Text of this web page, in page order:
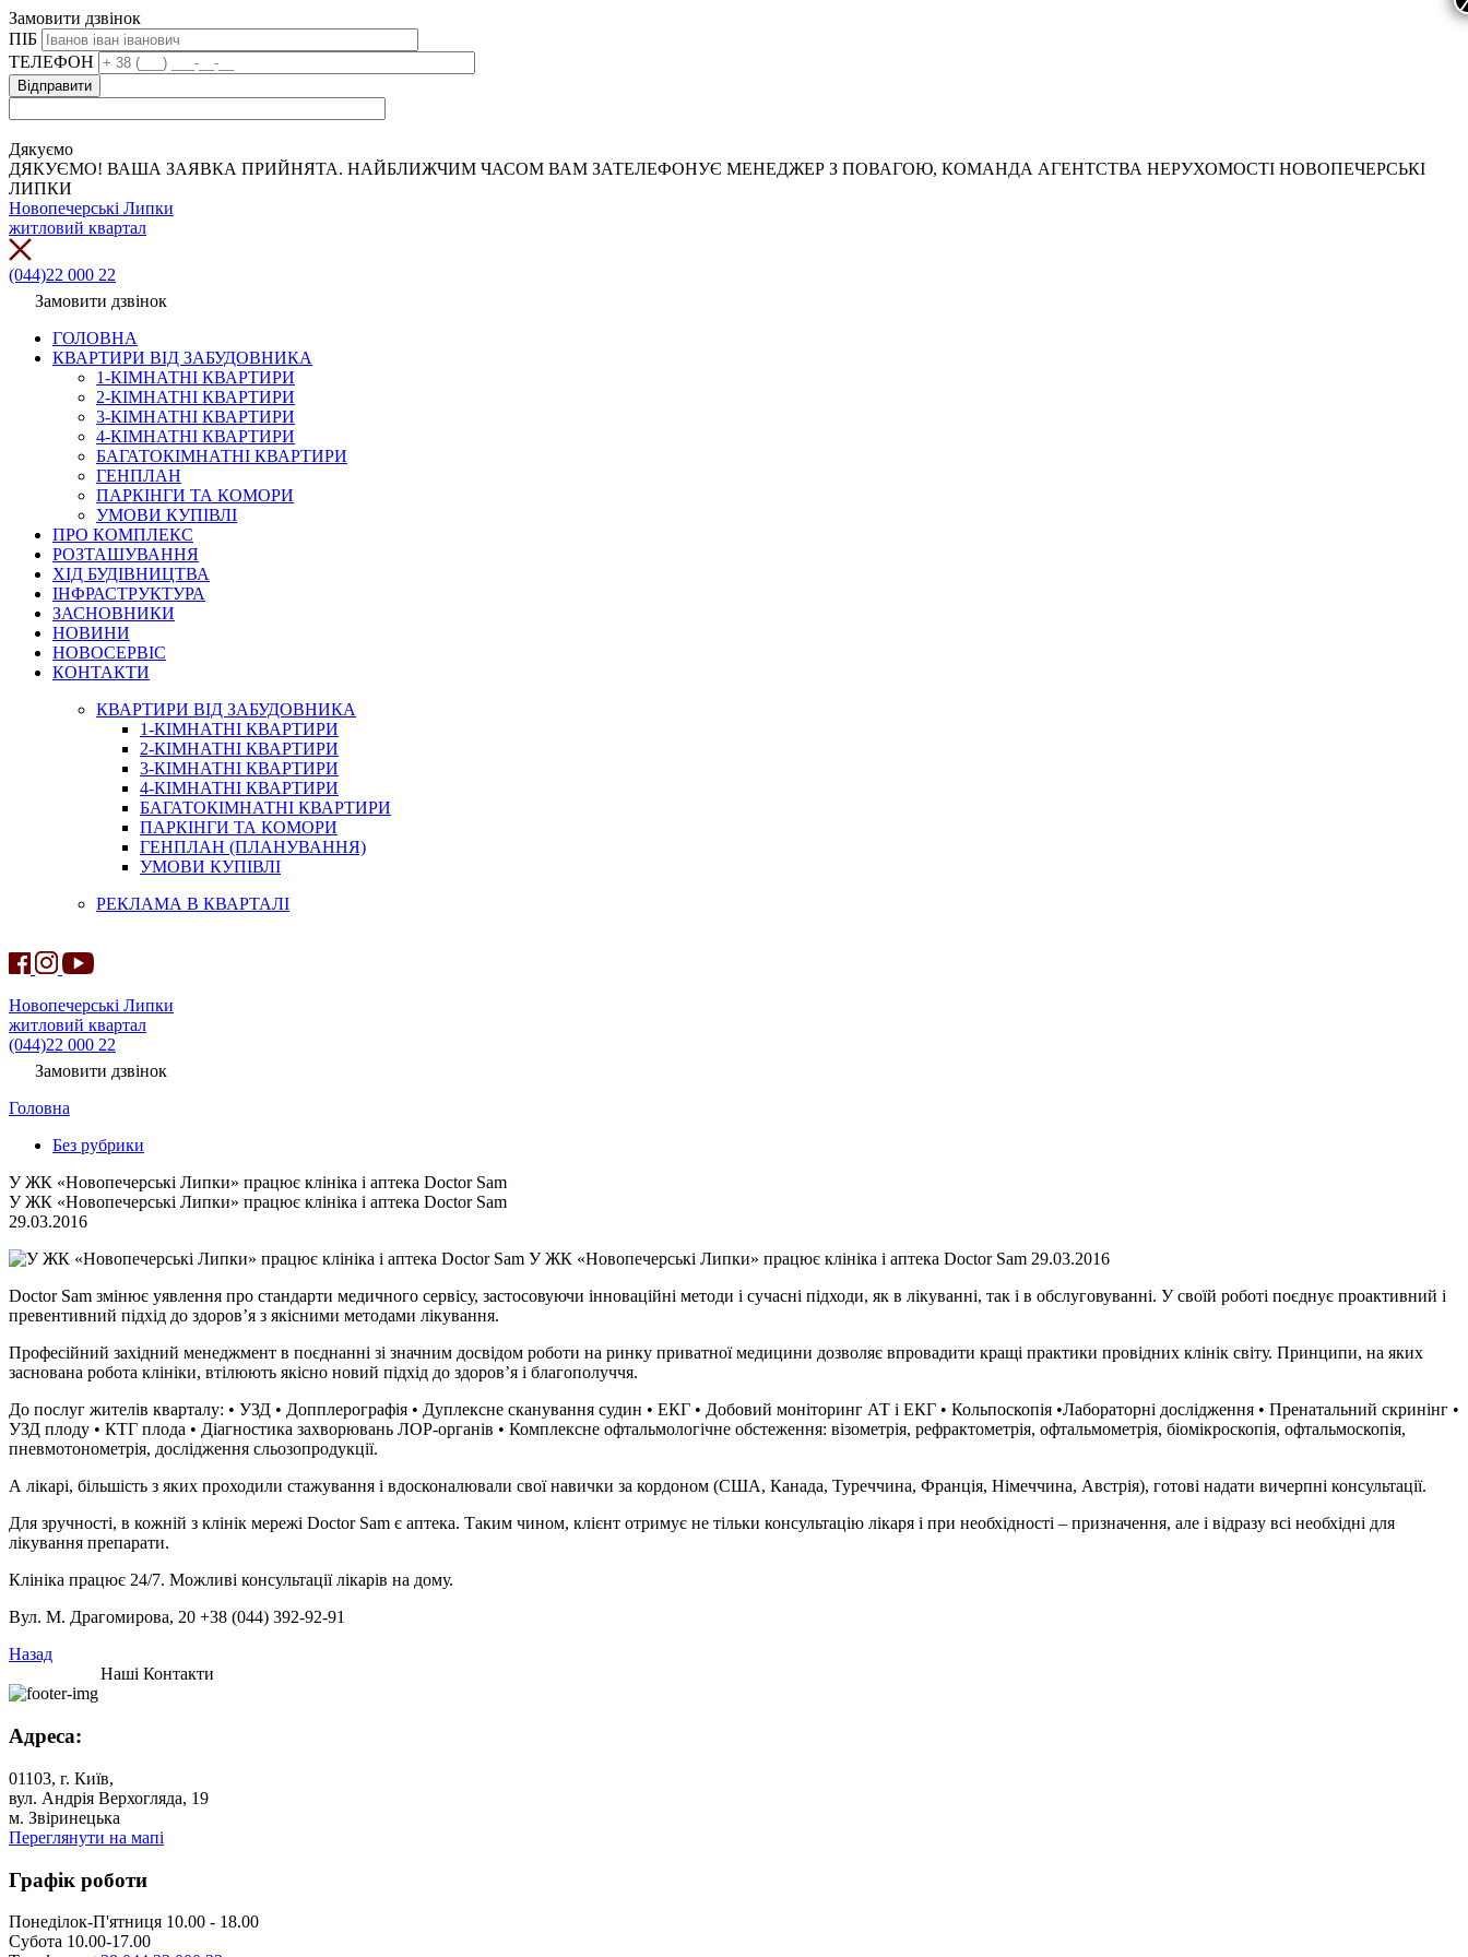
Замовити дзвінок
ПІБ
ТЕЛЕФОН
Дякуємо
ДЯКУЄМО! ВАША ЗАЯВКА ПРИЙНЯТА. НАЙБЛИЖЧИМ ЧАСОМ ВАМ ЗАТЕЛЕФОНУЄ МЕНЕДЖЕР З ПОВАГОЮ, КОМАНДА АГЕНТСТВА НЕРУХОМОСТІ НОВОПЕЧЕРСЬКІ
ЛИПКИ
Новопечерські Липки
житловий квартал
(044)22 000 22
Замовити дзвінок
ГОЛОВНА
КВАРТИРИ ВІД ЗАБУДОВНИКА
1-КІМНАТНІ КВАРТИРИ
2-КІМНАТНІ КВАРТИРИ
3-КІМНАТНІ КВАРТИРИ
4-КІМНАТНІ КВАРТИРИ
БАГАТОКІМНАТНІ КВАРТИРИ
ГЕНПЛАН
ПАРКІНГИ ТА КОМОРИ
УМОВИ КУПІВЛІ
ПРО КОМПЛЕКС
РОЗТАШУВАННЯ
ХІД БУДІВНИЦТВА
ІНФРАСТРУКТУРА
ЗАСНОВНИКИ
НОВИНИ
НОВОСЕРВІС
КОНТАКТИ
КВАРТИРИ ВІД ЗАБУДОВНИКА
1-КІМНАТНІ КВАРТИРИ
2-КІМНАТНІ КВАРТИРИ
3-КІМНАТНІ КВАРТИРИ
4-КІМНАТНІ КВАРТИРИ
БАГАТОКІМНАТНІ КВАРТИРИ
ПАРКІНГИ ТА КОМОРИ
ГЕНПЛАН (ПЛАНУВАННЯ)
УМОВИ КУПІВЛІ
РЕКЛАМА В КВАРТАЛІ
Новопечерські Липки
житловий квартал
(044)22 000 22
Замовити дзвінок
Головна
Без рубрики
У ЖК «Новопечерські Липки» працює клініка і аптека Doctor Sam
У ЖК «Новопечерські Липки» працює клініка і аптека Doctor Sam
29.03.2016
У ЖК «Новопечерські Липки» працює клініка і аптека Doctor Sam 29.03.2016
Doctor Sam змінює уявлення про стандарти медичного сервісу, застосовуючи інноваційні методи і сучасні підходи, як в лікуванні, так і в обслуговуванні. У своїй роботі поєднує проактивний і
превентивний підхід до здоров’я з якісними методами лікування.
Професійний західний менеджмент в поєднанні зі значним досвідом роботи на ринку приватної медицини дозволяє впровадити кращі практики провідних клінік світу. Принципи, на яких
заснована робота клініки, втілюють якісно новий підхід до здоров’я і благополуччя.
До послуг жителів кварталу: • УЗД • Допплерографія • Дуплексне сканування судин • ЕКГ • Добовий моніторинг АТ і ЕКГ • Кольпоскопія •Лабораторні дослідження • Пренатальний скринінг •
УЗД плоду • КТГ плода • Діагностика захворювань ЛОР-органів • Комплексне офтальмологічне обстеження: візометрія, рефрактометрія, офтальмометрія, біомікроскопія, офтальмоскопія,
пневмотонометрія, дослідження сльозопродукції.
А лікарі, більшість з яких проходили стажування і вдосконалювали свої навички за кордоном (США, Канада, Туреччина, Франція, Німеччина, Австрія), готові надати вичерпні консультації.
Для зручності, в кожній з клінік мережі Doctor Sam є аптека. Таким чином, клієнт отримує не тільки консультацію лікаря і при необхідності – призначення, але і відразу всі необхідні для
лікування препарати.
Клініка працює 24/7. Можливі консультації лікарів на дому.
Вул. М. Драгомирова, 20 +38 (044) 392-92-91
Назад
Наші Контакти
Адреса:
01103, г. Київ,
вул. Андрія Верхогляда, 19
м. Звіринецька
Переглянути на мапі
Графік роботи
Понеділок-П'ятниця 10.00 - 18.00
Субота 10.00-17.00